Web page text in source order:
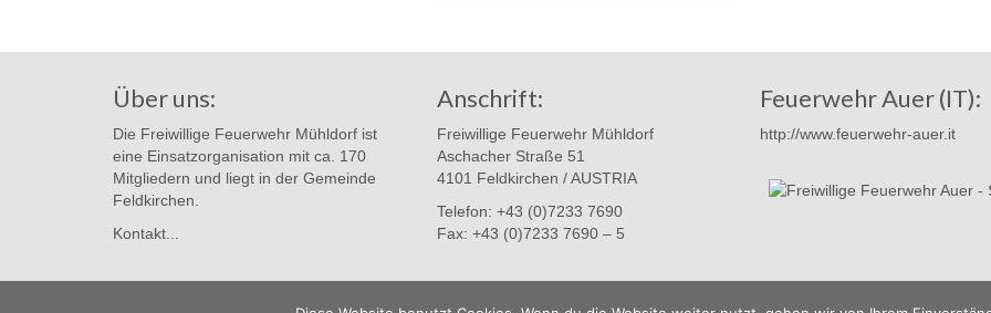
Über uns:
Die Freiwillige Feuerwehr Mühldorf ist
eine Einsatzorganisation mit ca. 170
Mitgliedern und liegt in der Gemeinde
Feldkirchen.
Kontakt...
Anschrift:
Freiwillige Feuerwehr Mühldorf
Aschacher Straße 51
4101 Feldkirchen / AUSTRIA
Telefon: +43 (0)7233 7690
Fax: +43 (0)7233 7690 – 5
Feuerwehr Auer (IT):
http://www.feuerwehr-auer.it
© 2026 Freiwillige Feuerwehr Mühldorf